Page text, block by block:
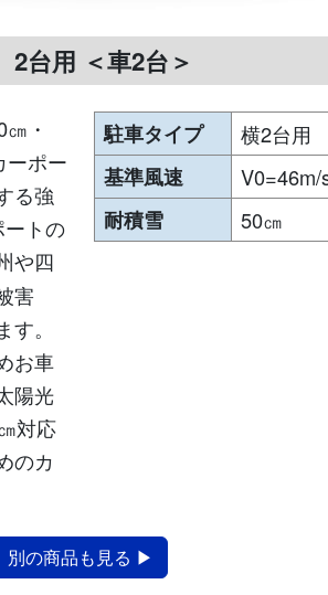
台用 ＜車2台＞
・
ーポー
る強
トの
や四
害
。
お車
陽光
対応
のカ
駐車タイプ 横2台用
基準風速 V0=46m/
耐積雪 50㎝
別の商品も見る ▶